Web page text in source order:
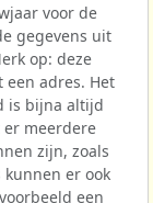
voor de
gegevens uit
op: deze
adres. Het
is bijna altijd
meerdere
zijn, zoals
er ook
een